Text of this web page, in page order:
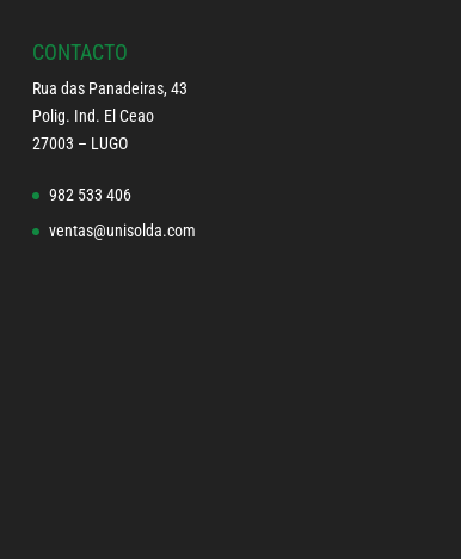
CONTACTO
Rua das Panadeiras, 43
Polig. Ind. El Ceao
27003 – LUGO
982 533 406
ventas@unisolda.com